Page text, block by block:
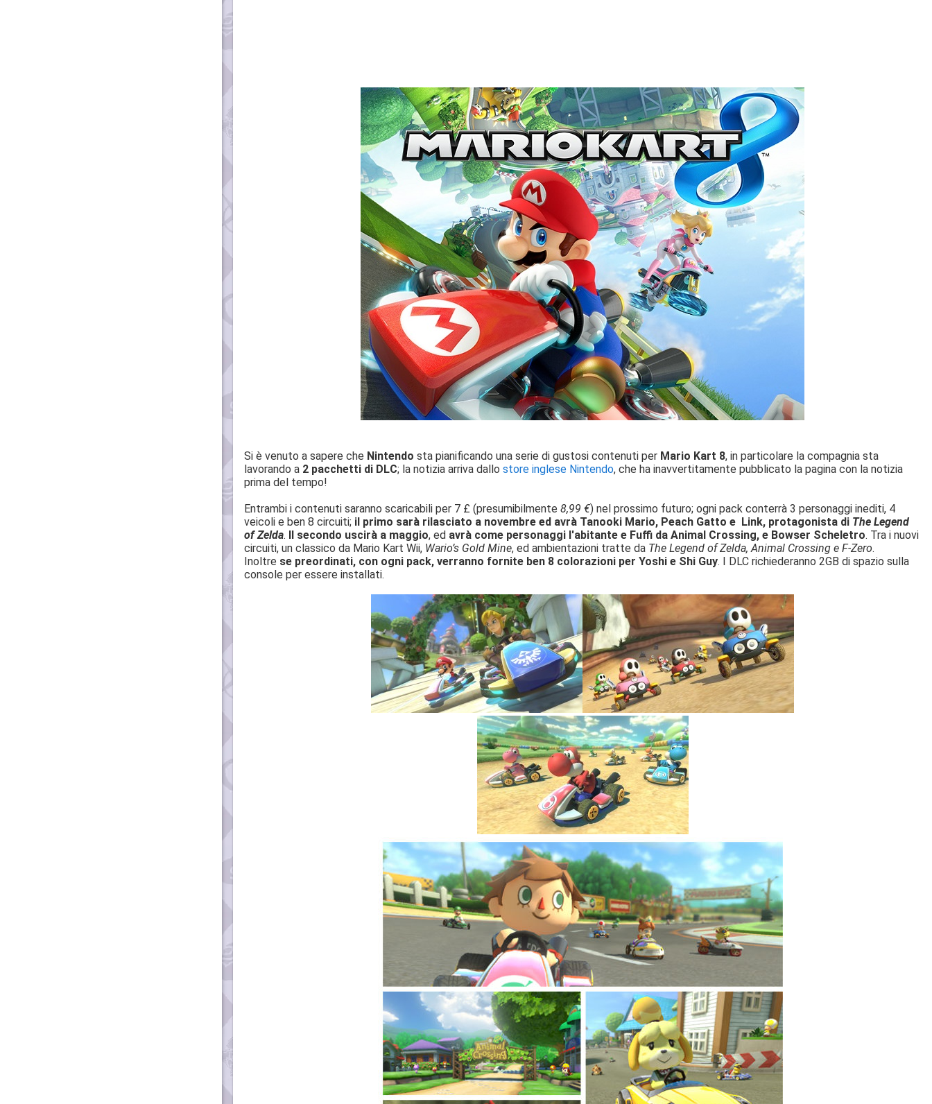
Si è venuto a sapere che Nintendo sta pianificando una serie di gustosi contenuti per Mario Kart 8, in particolare la compagnia sta
lavorando a 2 pacchetti di DLC; la notizia arriva dallo store inglese Nintendo, che ha inavvertitamente pubblicato la pagina con la notizia
prima del tempo!
Entrambi i contenuti saranno scaricabili per 7 £ (presumibilmente 8,99 €) nel prossimo futuro; ogni pack conterrà 3 personaggi inediti, 4
veicoli e ben 8 circuiti; il primo sarà rilasciato a novembre ed avrà Tanooki Mario, Peach Gatto e Link, protagonista di The Legend
of Zelda. Il secondo uscirà a maggio, ed avrà come personaggi l'abitante e Fuffi da Animal Crossing, e Bowser Scheletro. Tra i nuovi
circuiti, un classico da Mario Kart Wii, Wario’s Gold Mine, ed ambientazioni tratte da The Legend of Zelda, Animal Crossing e F-Zero.
Inoltre se preordinati, con ogni pack, verranno fornite ben 8 colorazioni per Yoshi e Shi Guy. I DLC richiederanno 2GB di spazio sulla
console per essere installati.